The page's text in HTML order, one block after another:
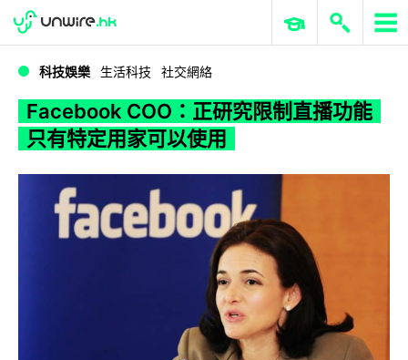
WWDC 2026 ERP 與商業 AI
科技娛樂 生活科技 社交網絡
Facebook COO：正研究限制直播功能
只有特定用家可以使用